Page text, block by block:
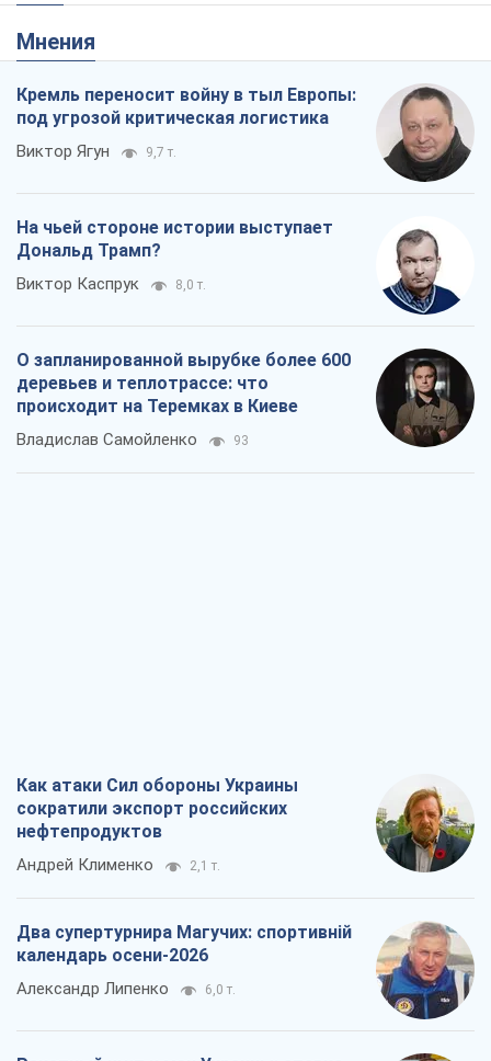
Мнения
Кремль переносит войну в тыл Европы:
под угрозой критическая логистика
Виктор Ягун 9,7 т.
На чьей стороне истории выступает
Дональд Трамп?
Виктор Каспрук 8,0 т.
О запланированной вырубке более 600
деревьев и теплотрассе: что
происходит на Теремках в Киеве
Владислав Самойленко 93
Как атаки Сил обороны Украины
сократили экспорт российских
нефтепродуктов
Андрей Клименко 2,1 т.
Два супертурнира Магучих: спортивній
календарь осени-2026
Александр Липенко 6,0 т.